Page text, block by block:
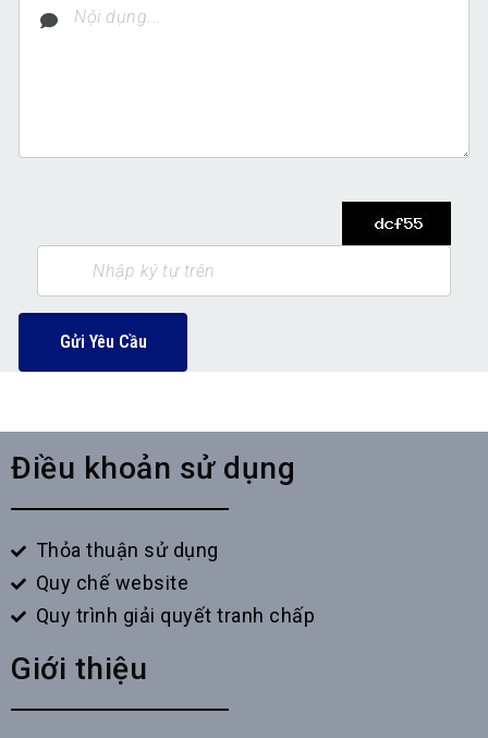
Gửi Yêu Cầu
Điều khoản sử dụng
Thỏa thuận sử dụng
Quy chế website
Quy trình giải quyết tranh chấp
Giới thiệu